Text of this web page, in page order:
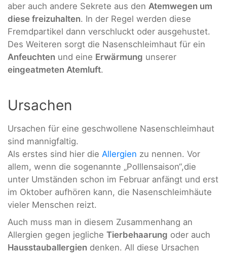
aber auch andere Sekrete aus den Atemwegen um
diese freizuhalten. In der Regel werden diese
Fremdpartikel dann verschluckt oder ausgehustet.
Des Weiteren sorgt die Nasenschleimhaut für ein
Anfeuchten und eine Erwärmung unserer
eingeatmeten Atemluft.
Ursachen
Ursachen für eine geschwollene Nasenschleimhaut
sind mannigfaltig.
Als erstes sind hier die Allergien zu nennen. Vor
allem, wenn die sogenannte „Polllensaison“,die
unter Umständen schon im Februar anfängt und erst
im Oktober aufhören kann, die Nasenschleimhäute
vieler Menschen reizt.
Auch muss man in diesem Zusammenhang an
Allergien gegen jegliche Tierbehaarung oder auch
Hausstauballergien denken. All diese Ursachen